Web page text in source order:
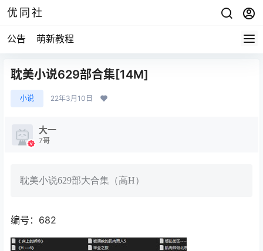
优同社
公告 萌新教程
耽美小说629部合集[14M]
小说 22年3月10日
大一
7哥
耽美小说629部大合集（高H）
编号：682